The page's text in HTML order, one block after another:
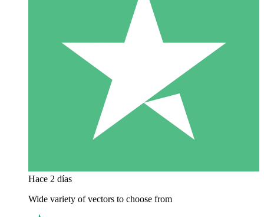
Hace 2 días
Wide variety of vectors to choose from